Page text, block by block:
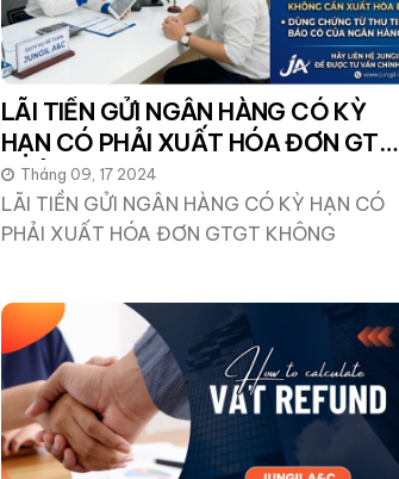
LÃI TIỀN GỬI NGÂN HÀNG CÓ KỲ
HẠN CÓ PHẢI XUẤT HÓA ĐƠN GTGT
KHÔNG
Tháng 09, 17 2024
LÃI TIỀN GỬI NGÂN HÀNG CÓ KỲ HẠN CÓ
PHẢI XUẤT HÓA ĐƠN GTGT KHÔNG